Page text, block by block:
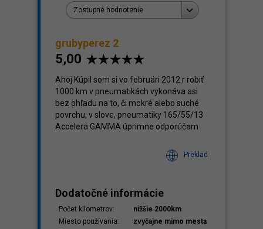
Zostupné hodnotenie
grubyperez 2
5,00
Ahoj Kúpil som si vo februári 2012 r robiť
1000 km v pneumatikách vykonáva asi
bez ohľadu na to, či mokré alebo suché
povrchu, v slove, pneumatiky 165/55/13
Accelera GAMMA úprimne odporúčam
Preklad
Dodatočné informácie
Počet kilometrov:
nižšie 2000km
Miesto používania:
zvyčajne mimo mesta